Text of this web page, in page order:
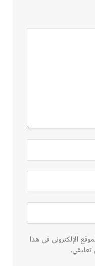
الإلكتروني في هذا
تعليقي.